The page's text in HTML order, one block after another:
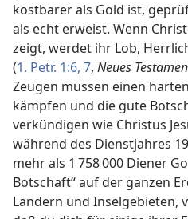
kostbarer als Gold ist,
als echt erweist. Wenn
zeigt, werdet ihr Lob,
(1. Petr. 1:6, 7, Neues
Zeugen müssen einen
kämpfen und die gute
verkündigen wie Christus
während des Dienstjahres
mehr als 1 758 000 Diener
Botschaft“ auf der ganzen
Ländern und Inselgebieten,